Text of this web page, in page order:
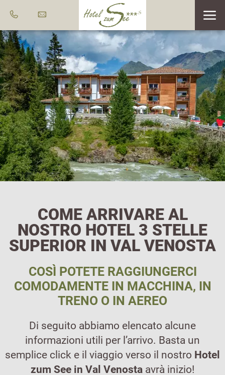
COME ARRIVARE AL
NOSTRO HOTEL 3 STELLE
SUPERIOR IN VAL VENOSTA
COSÌ POTETE RAGGIUNGERCI
COMODAMENTE IN MACCHINA, IN
TRENO O IN AEREO
Di seguito abbiamo elencato alcune
informazioni utili per l’arrivo. Basta un
semplice click e il viaggio verso il nostro Hotel
zum See in Val Venosta avrà inizio!